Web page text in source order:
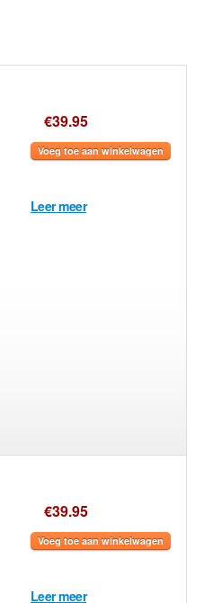
€39.95
Voeg toe aan winkelwagen
Leer meer
€39.95
Voeg toe aan winkelwagen
Leer meer